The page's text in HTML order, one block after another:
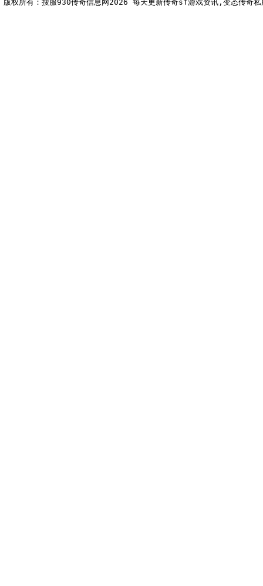
版权所有：搜服930传奇信息网2026 每天更新传奇sf游戏资讯,变态传奇